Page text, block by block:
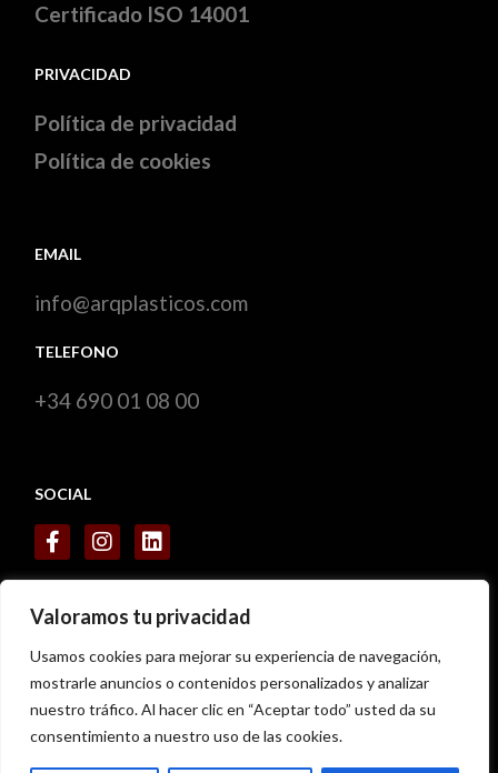
Valoramos tu privacidad
Usamos cookies para mejorar su experiencia de navegación,
mostrarle anuncios o contenidos personalizados y analizar
nuestro tráfico. Al hacer clic en “Aceptar todo” usted da su
consentimiento a nuestro uso de las cookies.
Certificado ISO 14001
PRIVACIDAD
Política de privacidad
Política de cookies
EMAIL
info@arqplasticos.com
TELEFONO
+34 690 01 08 00
SOCIAL